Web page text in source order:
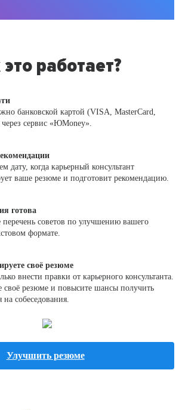
работает?
банковской картой (VISA, MasterCard,
сервис «ЮMoney».
дату, когда карьерный консультант
ваше резюме и подготовит рекомендацию.
готова
советов по улучшению вашего
формате.
своё резюме
внести правки от карьерного консультанта.
резюме и повысите шансы получить
собеседования.
Улучшить резюме